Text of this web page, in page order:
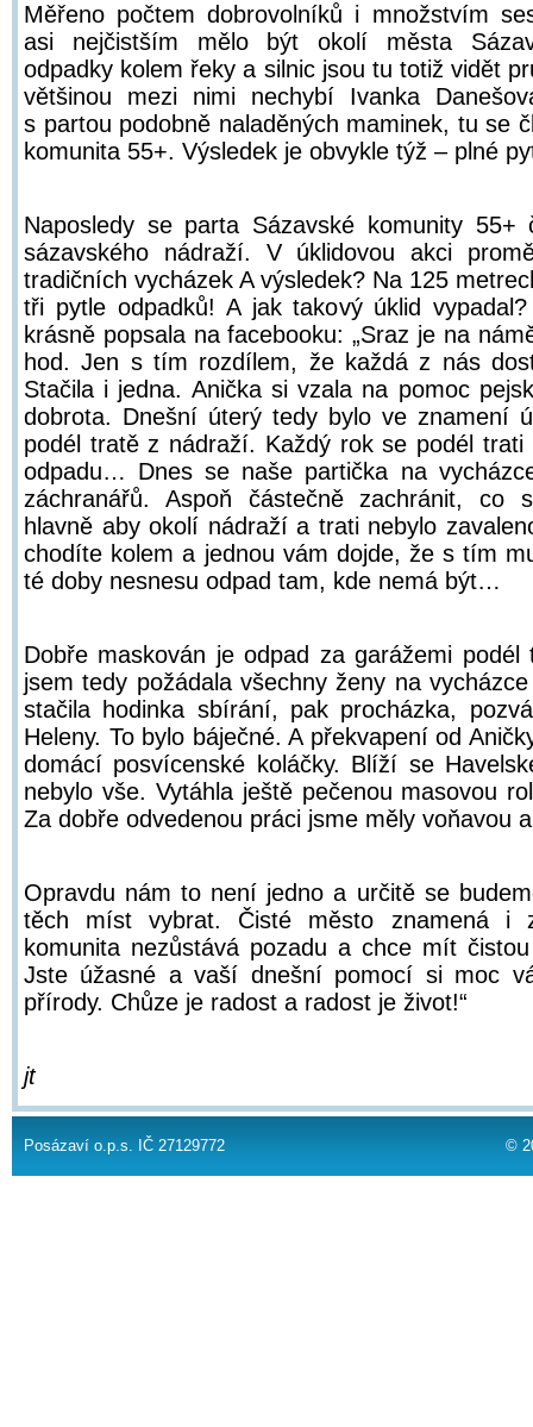
Měřeno počtem dobrovolníků i množstvím
asi nejčistším mělo být okolí města
odpadky kolem řeky a silnic jsou tu totiž vidět
většinou mezi nimi nechybí Ivanka
s partou podobně naladěných maminek, tu se
komunita 55+. Výsledek je obvykle týž – plné
Naposledy se parta Sázavské komunity
sázavského nádraží. V úklidovou akci
tradičních vycházek A výsledek? Na 125
tři pytle odpadků! A jak takový úklid
krásně popsala na facebooku: „Sraz je na
hod. Jen s tím rozdílem, že každá z nás
Stačila i jedna. Anička si vzala na pomoc
dobrota. Dnešní úterý tedy bylo ve znamení
podél tratě z nádraží. Každý rok se podél trati
odpadu… Dnes se naše partička na
záchranářů. Aspoň částečně zachránit, co
hlavně aby okolí nádraží a trati nebylo
chodíte kolem a jednou vám dojde, že s tím
té doby nesnesu odpad tam, kde nemá být…
Dobře maskován je odpad za garážemi
jsem tedy požádala všechny ženy na
stačila hodinka sbírání, pak procházka,
Heleny. To bylo báječné. A překvapení od
domácí posvícenské koláčky. Blíží se
nebylo vše. Vytáhla ještě pečenou masovou
Za dobře odvedenou práci jsme měly voňavou
Opravdu nám to není jedno a určitě se
těch míst vybrat. Čisté město znamená i
komunita nezůstává pozadu a chce mít
Jste úžasné a vaší dnešní pomocí si moc
přírody. Chůze je radost a radost je život!“
jt
Posázaví o.p.s. IČ 27129772 ©